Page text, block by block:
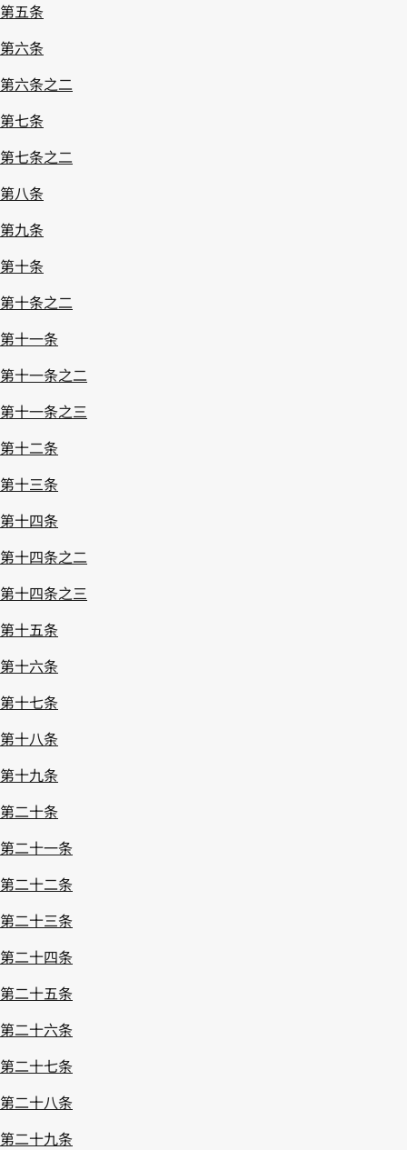
第五条
第六条
第六条之二
第七条
第七条之二
第八条
第九条
第十条
第十条之二
第十一条
第十一条之二
第十一条之三
第十二条
第十三条
第十四条
第十四条之二
第十四条之三
第十五条
第十六条
第十七条
第十八条
第十九条
第二十条
第二十一条
第二十二条
第二十三条
第二十四条
第二十五条
第二十六条
第二十七条
第二十八条
第二十九条